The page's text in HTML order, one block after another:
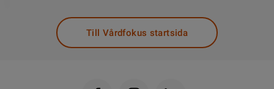
Till Vårdfokus startsida